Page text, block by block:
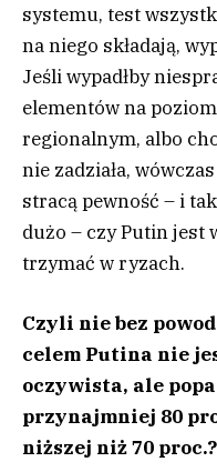
systemu, test
na niego składają,
Jeśli wypadłby
elementów na
regionalnym, albo
nie zadziała,
stracą pewność – i
dużo – czy Putin jest
trzymać w ryzach.
Czyli nie bez
celem Putina nie
oczywista, ale
przynajmniej 80
niższej niż 70 proc.?